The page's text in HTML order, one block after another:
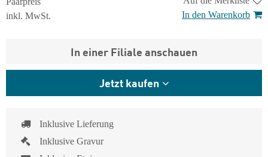
inkl. MwSt.
In den Warenkorb
In einer Filiale anschauen
Jetzt kaufen
Inklusive Lieferung
Inklusive Gravur